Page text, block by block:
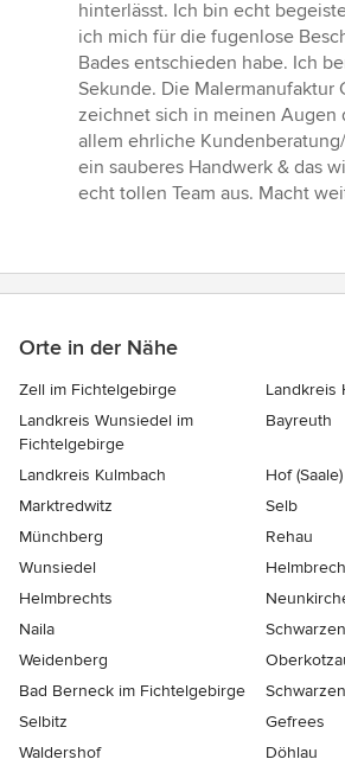
hinterlässt. Ich bin echt
ich mich für die fugenlose
Bades entschieden habe. Ich
Sekunde. Die Malermanufaktur
zeichnet sich in meinen Augen
allem ehrliche
ein sauberes Handwerk & das
echt tollen Team aus. Macht
Orte in der Nähe
Zell im Fichtelgebirge
Landkreis
Landkreis Wunsiedel im
Fichtelgebirge
Bayreuth
Landkreis Kulmbach
Hof (Saale)
Marktredwitz
Selb
Münchberg
Rehau
Wunsiedel
Helmbrechts
Naila
Weidenberg
Bad Berneck im Fichtelgebirge
Selbitz
Gefrees
Waldershof
Döhlau